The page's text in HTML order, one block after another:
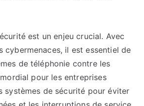
est un enjeu crucial. Avec
cybermenaces, il est essentiel de
de téléphonie contre les
pour les entreprises
systèmes de sécurité pour éviter